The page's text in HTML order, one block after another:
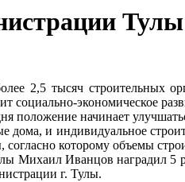
2,5 тысяч строительных
социально-экономическое
положение начинает
и индивидуальное
которому объемы
Михаил Иванцов наградил 5
г. Тулы.